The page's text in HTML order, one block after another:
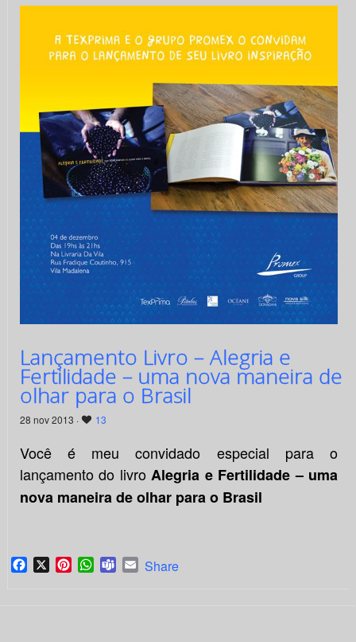
Lançamento Livro – Alegria e
Fertilidade – uma nova maneira de
olhar para o Brasil
28 nov 2013 · 13
Você é meu convidado especial para o
lançamento do livroAlegria e Fertilidade – uma
nova maneira de olhar para o Brasil
Facebook
X PinterestWhatsApp
TeamsEmail
Share